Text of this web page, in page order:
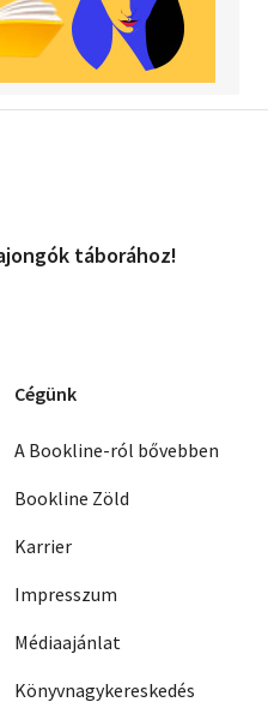
táborához!
Cégünk
A Bookline-ról bővebben
Bookline Zöld
Karrier
Impresszum
Médiaajánlat
Könyvnagykereskedés